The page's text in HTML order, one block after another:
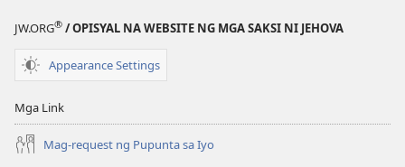
JW.ORG® / OPISYAL NA WEBSITE NG MGA SAKSI NI JEHOVA
Appearance Settings
Mga Link
Mag-request ng Pupunta sa Iyo